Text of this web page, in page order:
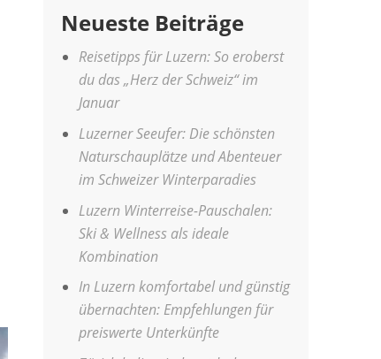
Neueste Beiträge
Reisetipps für Luzern: So eroberst
du das „Herz der Schweiz“ im
Januar
Luzerner Seeufer: Die schönsten
Naturschauplätze und Abenteuer
im Schweizer Winterparadies
Luzern Winterreise-Pauschalen:
Ski & Wellness als ideale
Kombination
In Luzern komfortabel und günstig
übernachten: Empfehlungen für
preiswerte Unterkünfte